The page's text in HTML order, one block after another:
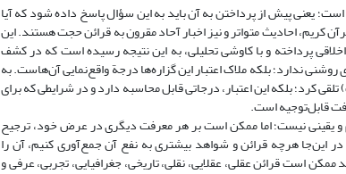
است؛ یعنی پیش از پرداختن به آن باید به این سؤال پاسخ داده شود که آیا
کریم، احادیث متواتر و نیز اخبار آحاد مقرون به قرائن حجت هستند. این
پرداخته و با کاوشی تحلیلی، به این نتیجه رسیده است که در کشف
ندارد؛ بلکه ملاک اعتبار این گزاره‌ها درجة واقع‌نمایی آن‌هاست. به
کرد؛ بلکه این اعتبار، درجاتی قابل محاسبه دارد و در شرایطی که برای
قابل‌توجیه است.
و یقینی نیست؛ اما ممکن است بر هر معرفت دیگری در عرض خود، ترجیح
هرچه قرائن و شواهد بیشتری به نفع آن جمع‌آوری کنیم، آن را
است قرائن عقلی، عقلایی، نقلی، تاریخی، جغرافیایی، تجربی، عرفی و